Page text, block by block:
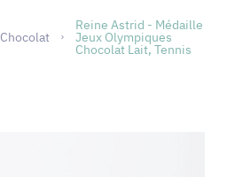
Chocolat
Reine Astrid - Médaille
Jeux Olympiques
Chocolat Lait, Tennis